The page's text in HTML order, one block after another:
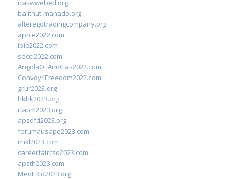
naswwebed.org
balithut-manado.org
alteregotradingcompany.org
aprce2022.com
ibie2022.com
sbcc-2022.com
AngolaOilAndGas2022.com
Convoy4Freedom2022.com
grur2023.org
hkhk2023.org
napm2023.org
apsdfd2023.org
forumausape2023.com
imkl2023.com
careerfaircsd2023.com
apsth2023.com
MedItRio2023.org